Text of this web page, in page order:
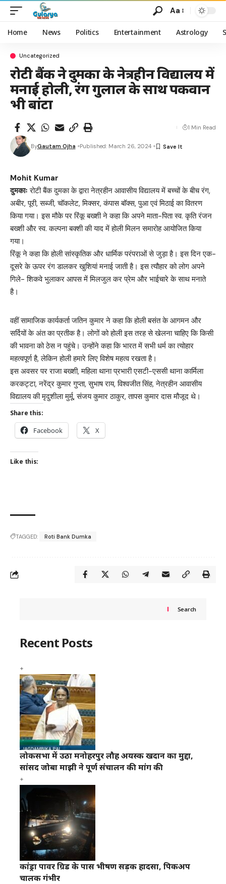
Aa
Home News Politics Entertainment Astrology
Uncategorized
रोटी बैंक ने दुमका के नेत्रहीन विद्यालय में
मनाई होली, रंग गुलाल के साथ पकवान
भी बांटा
ByGautam Ojha Published: March 26, 2024
1 Min Read
Mohit Kumar
दुमकाः रोटी बैंक दुमका के द्वारा नेत्रहीन आवासीय विद्यालय में बच्चों के बीच रंग,
अबीर, पूरी, सब्जी, चॉकलेट, मिक्सर, कंपास बॉक्स, पुआ एवं मिठाई का वितरण
किया गया। इस मौके पर रिंकू बख्शी ने कहा कि अपने माता-पिता स्व. कृति रंजन
बख्शी और स्व. कल्पना बक्शी की याद में होली मिलन समारोह आयोजित किया
गया।
रिंकू ने कहा कि होली सांस्कृतिक और धार्मिक परंपराओं से जुड़ा है। इस दिन एक-
दूसरे के ऊपर रंग डालकर खुशियां मनाई जाती है। इस त्यौहार को लोग अपने
गिले- शिकवे भुलाकर आपस में मिलजुल कर प्रेम और भाईचारे के साथ मनाते
है।
वहीं सामाजिक कार्यकर्ता जतिन कुमार ने कहा कि होली बसंत के आगमन और
सर्दियों के अंत का प्रतीक है। लोगों को होली इस तरह से खेलना चाहिए कि किसी
की भावना को ठेस न पहुंचे। उन्होंने कहा कि भारत में सभी धर्म का त्योहार
महत्वपूर्ण है, लेकिन होली हमारे लिए विशेष महत्व रखता है।
इस अवसर पर राजा बख्शी, महिला थाना प्रभारी एसटी-एससी थाना कार्मिला
करकट्टा, नरेंद्र कुमार गुप्ता, सुभाष राय, विश्वजीत सिंह, नेत्रहीन आवासीय
विद्यालय की मृदुशीला मुर्मू, संजय कुमार ठाकुर, तापस कुमार दास मौजूद थे।
Share this:
Facebook X
Like this:
TAGGED: Roti Bank Dumka
Search
Recent Posts
लोकसभा में उठा मनोहरपुर लौह अयस्क खदान का मुद्दा,
सांसद जोबा माझी ने पूर्ण संचालन की मांग की
कांड्रा पावर ग्रिड के पास भीषण सड़क हादसा, पिकअप
चालक गंभीर